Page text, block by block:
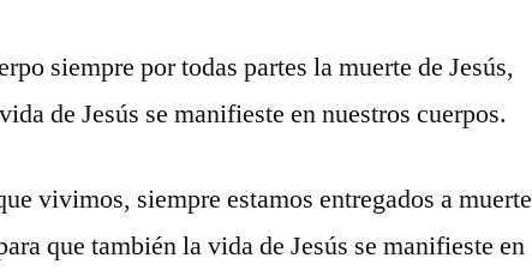
siempre por todas partes la muerte de Jesús,
de Jesús se manifieste en nuestros cuerpos.
vivimos, siempre estamos entregados a muerte
que también la vida de Jesús se manifieste en